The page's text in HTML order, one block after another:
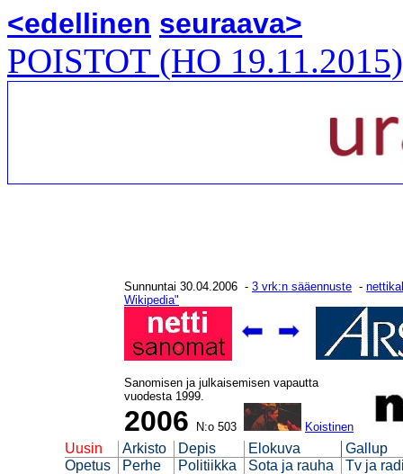
<edellinen seuraava>
POISTOT (HO 19.11.2015)
Sunnuntai 30.04.2006 - 3 vrk:n sääennuste -
Wikipedia"
Sanomisen ja julkaisemisen vapautta
vuodesta 1999.
2006 N:o 503 Koistinen
Uusin Arkisto Depis Elokuva
Gallup
Opetus
Perhe Politiikka Sota ja rauha Tv ja